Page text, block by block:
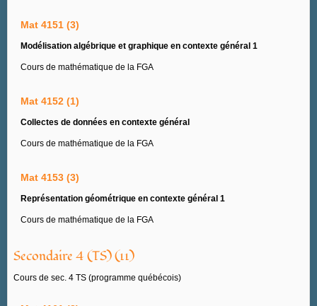
Mat 4151 (3)
Modélisation algébrique et graphique en contexte général 1
Cours de mathématique de la FGA
Mat 4152 (1)
Collectes de données en contexte général
Cours de mathématique de la FGA
Mat 4153 (3)
Représentation géométrique en contexte général 1
Cours de mathématique de la FGA
Secondaire 4 (TS) (11)
Cours de sec. 4 TS (programme québécois)